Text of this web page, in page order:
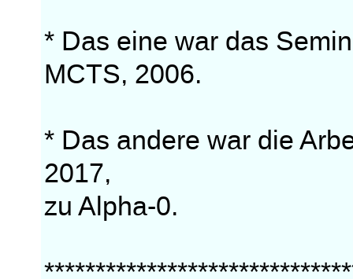
* Das eine war das
MCTS, 2006.
* Das andere war die
2017,
zu Alpha-0.